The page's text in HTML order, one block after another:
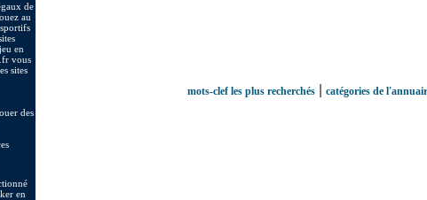
de
au
en
vous
sites
des
en
mots-clef les plus recherchés| catégories de